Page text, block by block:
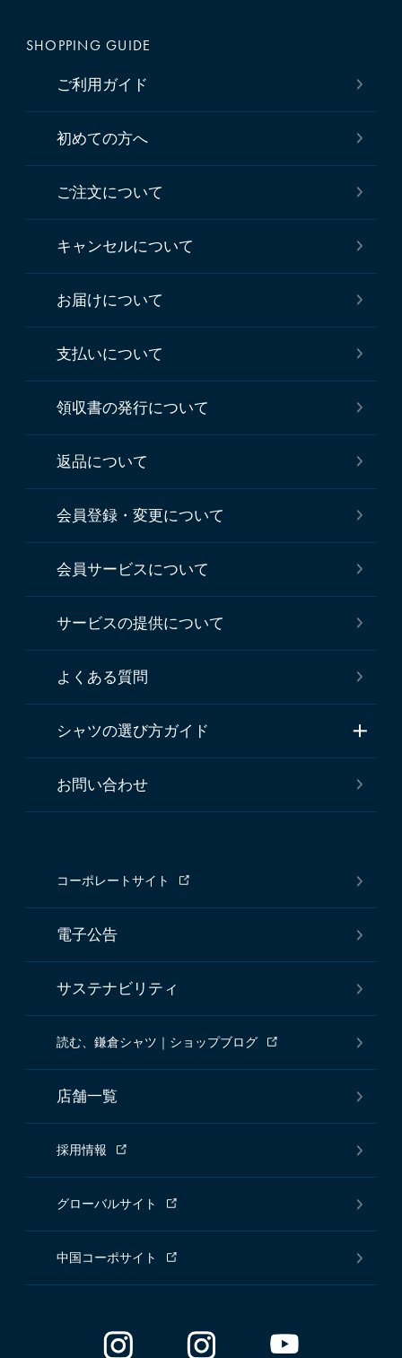
SHOPPING GUIDE
ご利用ガイド
初めての方へ
ご注文について
キャンセルについて
お届けについて
支払いについて
領収書の発行について
返品について
会員登録・変更について
会員サービスについて
サービスの提供について
よくある質問
シャツの選び方ガイド
お問い合わせ
コーポレートサイト
電子公告
サステナビリティ
読む、鎌倉シャツ｜ショップブログ
店舗一覧
採用情報
グローバルサイト
中国コーポサイト